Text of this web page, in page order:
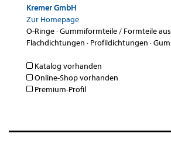
Kremer GmbH
Zur Homepage
O-Ringe·Gummiformteile / Formteile
Flachdichtungen · Profildichtungen ·
Katalog vorhanden
Online-Shop vorhanden
Premium-Profil